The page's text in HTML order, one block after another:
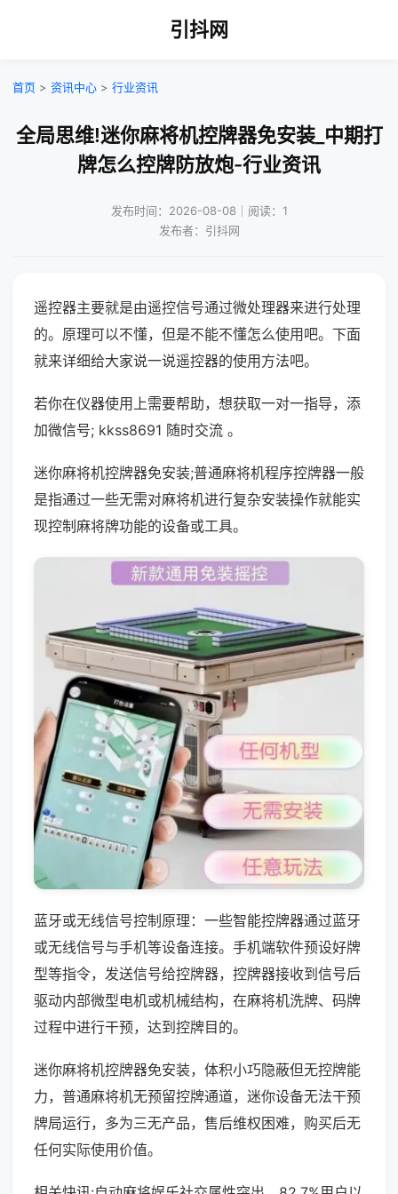
引抖网
首页 > 资讯中心 > 行业资讯
全局思维!迷你麻将机控牌器免安装_中期打
牌怎么控牌防放炮-行业资讯
发布时间：2026-08-08｜阅读：1
发布者：引抖网
遥控器主要就是由遥控信号通过微处理器来进行处理
的。原理可以不懂，但是不能不懂怎么使用吧。下面
就来详细给大家说一说遥控器的使用方法吧。
若你在仪器使用上需要帮助，想获取一对一指导，添
加微信号; kkss8691 随时交流 。
迷你麻将机控牌器免安装;普通麻将机程序控牌器一般
是指通过一些无需对麻将机进行复杂安装操作就能实
现控制麻将牌功能的设备或工具。
蓝牙或无线信号控制原理：一些智能控牌器通过蓝牙
或无线信号与手机等设备连接。手机端软件预设好牌
型等指令，发送信号给控牌器，控牌器接收到信号后
驱动内部微型电机或机械结构，在麻将机洗牌、码牌
过程中进行干预，达到控牌目的。
迷你麻将机控牌器免安装，体积小巧隐蔽但无控牌能
力，普通麻将机无预留控牌通道，迷你设备无法干预
牌局运行，多为三无产品，售后维权困难，购买后无
任何实际使用价值。